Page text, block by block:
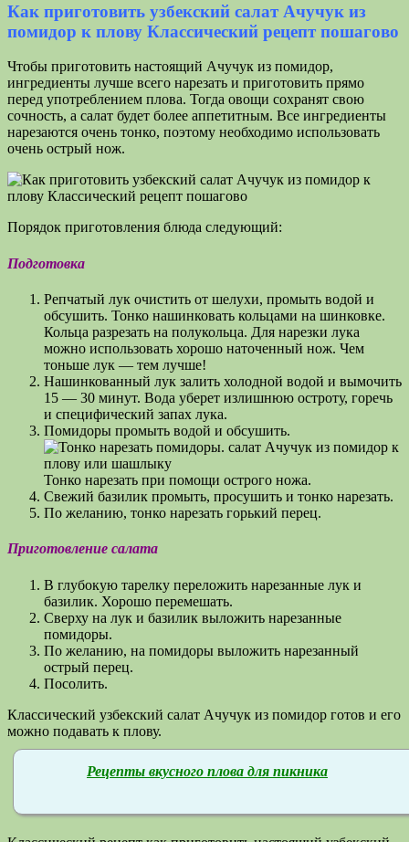
Как приготовить узбекский салат Ачучук из
помидор к плову Классический рецепт пошагово
Чтобы приготовить настоящий Ачучук из помидор,
ингредиенты лучше всего нарезать и приготовить прямо
перед употреблением плова. Тогда овощи сохранят свою
сочность, а салат будет более аппетитным. Все ингредиенты
нарезаются очень тонко, поэтому необходимо использовать
очень острый нож.
Порядок приготовления блюда следующий:
Подготовка
Репчатый лук очистить от шелухи, промыть водой и
обсушить. Тонко нашинковать кольцами на шинковке.
Кольца разрезать на полукольца. Для нарезки лука
можно использовать хорошо наточенный нож. Чем
тоньше лук — тем лучше!
Нашинкованный лук залить холодной водой и вымочить
15 — 30 минут. Вода уберет излишнюю остроту, горечь
и специфический запах лука.
Помидоры промыть водой и обсушить.
Тонко нарезать при помощи острого ножа.
Свежий базилик промыть, просушить и тонко нарезать.
По желанию, тонко нарезать горький перец.
Приготовление салата
В глубокую тарелку переложить нарезанные лук и
базилик. Хорошо перемешать.
Сверху на лук и базилик выложить нарезанные
помидоры.
По желанию, на помидоры выложить нарезанный
острый перец.
Посолить.
Классический узбекский салат Ачучук из помидор готов и его
можно подавать к плову.
Рецепты вкусного плова для пикника